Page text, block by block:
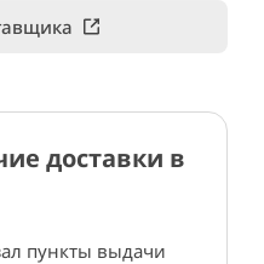
доставки в
пункты выдачи